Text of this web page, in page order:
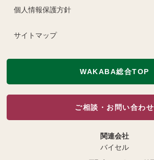
個人情報保護方針
サイトマップ
WAKABA総合TOP
ご相談・お問い合わせ
関連会社
バイセル